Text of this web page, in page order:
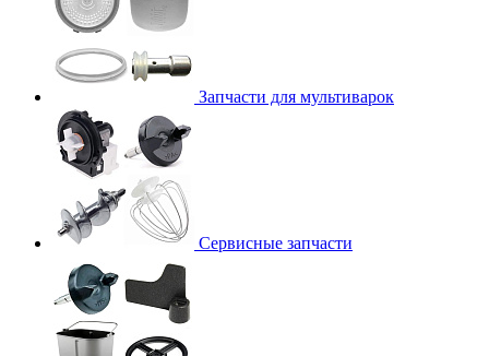
Запчасти для мультиварок
Сервисные запчасти